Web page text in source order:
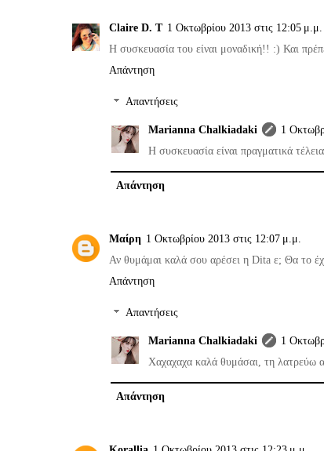
Claire D. T 1 Οκτωβρίου 2013 στις 12:05 μ.μ.
Η συσκευασία του είναι μοναδική!! :) Και
Απάντηση
Απαντήσεις
Marianna Chalkiadaki
1
Η συσκευασία είναι πραγματικά
Απάντηση
Μαίρη 1 Οκτωβρίου 2013 στις 12:07 μ.μ.
Αν θυμάμαι καλά σου αρέσει η Dita ε; Θα το
Απάντηση
Απαντήσεις
Marianna Chalkiadaki
1
Χαχαχαχα καλά θυμάσαι, τη λατρεύω
Απάντηση